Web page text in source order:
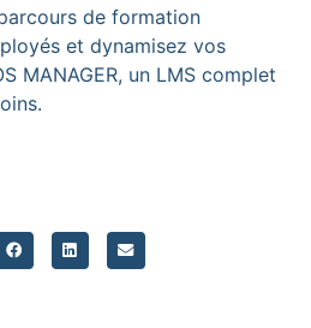
de formation
et dynamisez vos
MANAGER, un LMS complet